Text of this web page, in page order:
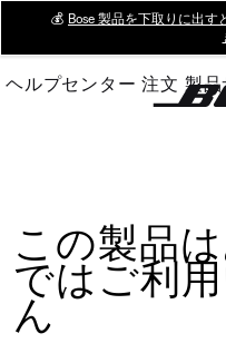
Main
💰 Bose 製品を下取りに出
ヘルプセンター 注文 製品
この製品
ではご利
ん